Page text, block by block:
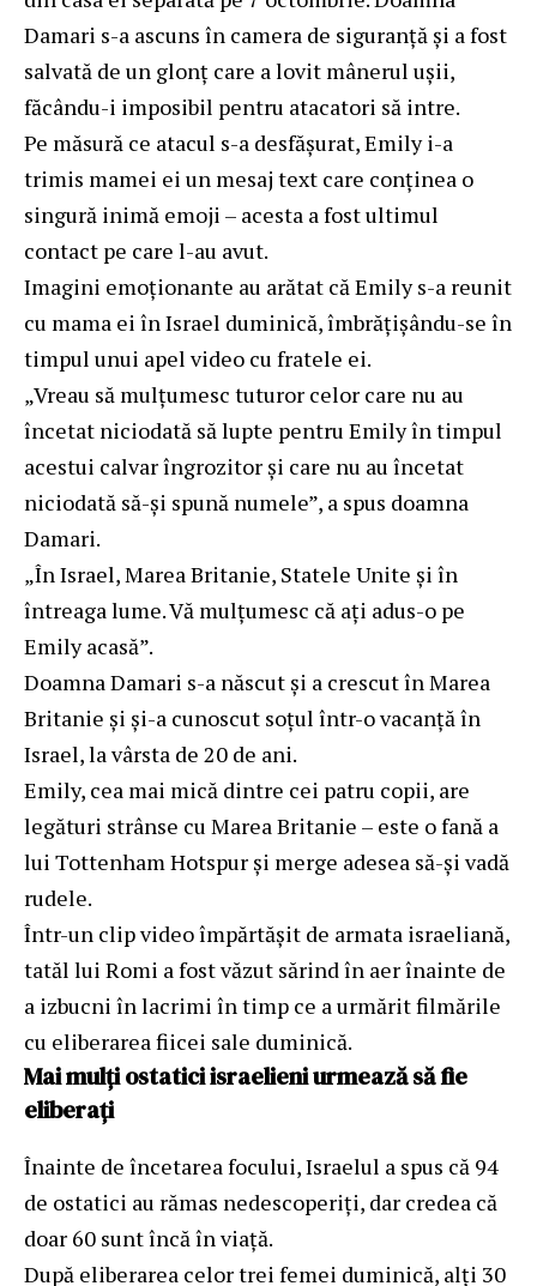
Damari s-a ascuns în camera de siguranță și a fost
salvată de un glonț care a lovit mânerul ușii,
făcându-i imposibil pentru atacatori să intre.
Pe măsură ce atacul s-a desfășurat, Emily i-a
trimis mamei ei un mesaj text care conținea o
singură inimă emoji – acesta a fost ultimul
contact pe care l-au avut.
Imagini emoționante au arătat că Emily s-a reunit
cu mama ei în Israel duminică, îmbrățișându-se în
timpul unui apel video cu fratele ei.
„Vreau să mulțumesc tuturor celor care nu au
încetat niciodată să lupte pentru Emily în timpul
acestui calvar îngrozitor și care nu au încetat
niciodată să-și spună numele”, a spus doamna
Damari.
„În Israel, Marea Britanie, Statele Unite și în
întreaga lume. Vă mulțumesc că ați adus-o pe
Emily acasă”.
Doamna Damari s-a născut și a crescut în Marea
Britanie și și-a cunoscut soțul într-o vacanță în
Israel, la vârsta de 20 de ani.
Emily, cea mai mică dintre cei patru copii, are
legături strânse cu Marea Britanie – este o fană a
lui Tottenham Hotspur și merge adesea să-și vadă
rudele.
Într-un clip video împărtășit de armata israeliană,
tatăl lui Romi a fost văzut sărind în aer înainte de
a izbucni în lacrimi în timp ce a urmărit filmările
cu eliberarea fiicei sale duminică.
Mai mulți ostatici israelieni urmează să fie
eliberați
Înainte de încetarea focului, Israelul a spus că 94
de ostatici au rămas nedescoperiți, dar credea că
doar 60 sunt încă în viață.
După eliberarea celor trei femei duminică, alți 30